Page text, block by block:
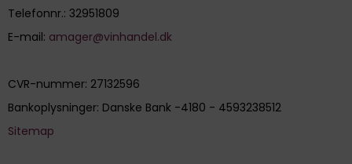
Telefonnr.: 32951809
E-mail: amager@vinhandel.dk
CVR-nummer: 27132596
Bankoplysninger: Danske Bank -4180 - 4593238512
Sitemap